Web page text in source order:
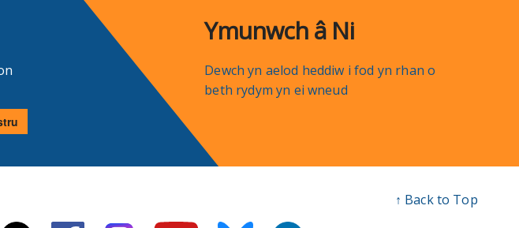
Ymunwch â Ni
Dewch yn aelod heddiw i fod yn rhan o
beth rydym yn ei wneud
↑ Back to Top